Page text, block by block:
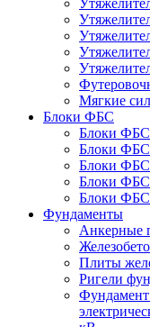
Мягкие
Блоки ФБС
Блоки ФБС
Блоки ФБС
Блоки ФБС
Блоки ФБС
Блоки ФБС
Фундаменты
Анкерные
Плиты
Ригели
Фундамент